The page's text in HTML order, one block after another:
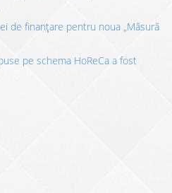
de finanțare pentru noua „Măsură
pe schema HoReCa a fost